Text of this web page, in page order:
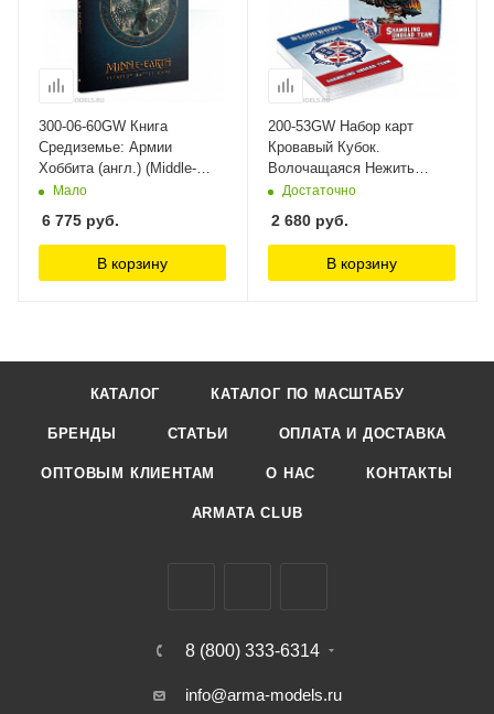
300-06-60GW Книга
Средиземье: Армии
Хоббита (англ.) (Middle-
earth Strategy Battle Game:
Games Workshop
Мало
6 775 руб.
В корзину
200-53GW Набор карт
Кровавый Кубок.
Волочащаяся Нежить
(Blood Bowl: Shambling
Workshop
Достаточно
2 680 руб.
В корзину
КАТАЛОГ КАТАЛОГ ПО МАСШТАБУ
БРЕНДЫ СТАТЬИ ОПЛАТА И ДОСТАВКА
ОПТОВЫМ КЛИЕНТАМ О НАС КОНТАКТЫ
ARMATA CLUB
8 (800) 333-6314
info@arma-models.ru